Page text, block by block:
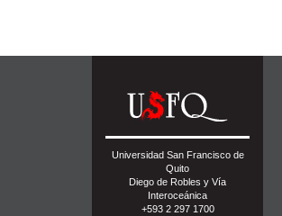
Universidad San Francisco de
Quito
Diego de Robles y Vía
Interoceánica
+593 2 297 1700